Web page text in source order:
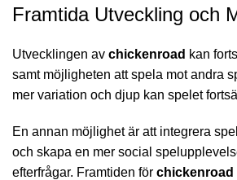
Framtida Utveckling och
Utvecklingen av chickenroad kan
samt möjligheten att spela mot andra
mer variation och djup kan spelet
En annan möjlighet är att integrera
och skapa en mer social
efterfrågar. Framtiden för chickenroad